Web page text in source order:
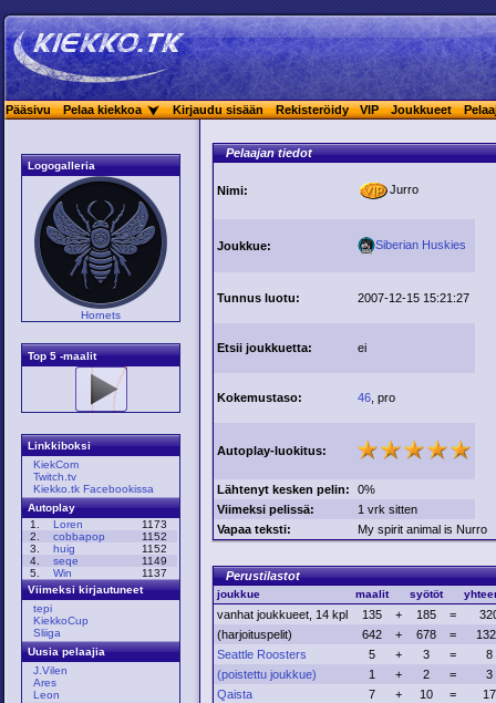
Pääsivu Pelaa kiekkoa Kirjaudu sisään Rekisteröidy VIP Joukkueet
Logogalleria
Hornets
Top 5 -maalit
Linkkiboksi
KiekCom
Twitch.tv
Kiekko.tk Facebookissa
Autoplay
1.
Loren
1173
2.
cobbapop
1152
3.
huig
1152
4.
seqe
1149
5.
Win
1137
Viimeksi kirjautuneet
tepi
KiekkoCup
Sliiga
Uusia pelaajia
J.Vilen
Ares
Leon
Pelaajan tiedot
Nimi: Jurro
Joukkue: Siberian Huskies
Tunnus luotu: 2007-12-15 15:21:27
Etsii joukkuetta: ei
Kokemustaso: 46 , pro
Autoplay-luokitus:
Lähtenyt kesken pelin:
0%
Viimeksi pelissä:
1 vrk sitten
Vapaa teksti:
My spirit animal is Nurro
Perustilastot
joukkue maalit syötöt
vanhat joukkueet, 14 kpl 135 + 185 =
(harjoituspelit)
642 + 678 =
Seattle Roosters
5 + 3 =
8
(poistettu joukkue)
1 + 2 =
3
Qaista
7 + 10 =
17